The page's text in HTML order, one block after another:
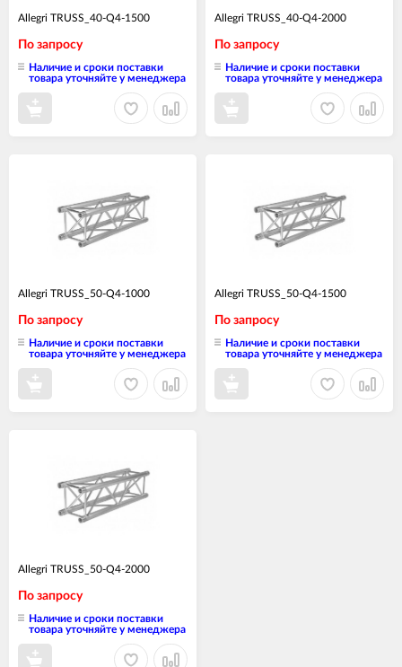
Allegri TRUSS_40-Q4-1500
По запросу
Наличие и сроки поставки
товара уточняйте у менеджера
Allegri TRUSS_40-Q4-2000
По запросу
Наличие и сроки поставки
товара уточняйте у менеджера
Allegri TRUSS_50-Q4-1000
По запросу
Наличие и сроки поставки
товара уточняйте у менеджера
Allegri TRUSS_50-Q4-1500
По запросу
Наличие и сроки поставки
товара уточняйте у менеджера
Allegri TRUSS_50-Q4-2000
По запросу
Наличие и сроки поставки
товара уточняйте у менеджера